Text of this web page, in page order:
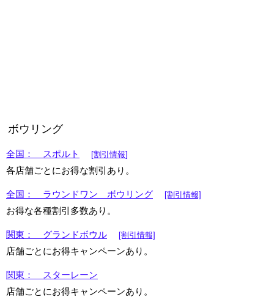
ボウリング
全国： スポルト [割引情報]
各店舗ごとにお得な割引あり。
全国： ラウンドワン ボウリング [割引情報]
お得な各種割引多数あり。
関東： グランドボウル [割引情報]
店舗ごとにお得キャンペーンあり。
関東： スターレーン
店舗ごとにお得キャンペーンあり。